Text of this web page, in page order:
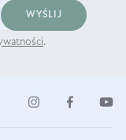
WYŚLIJ
.